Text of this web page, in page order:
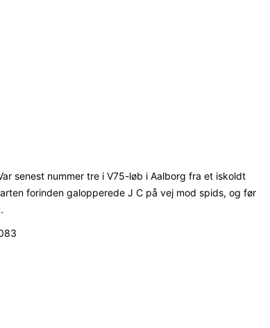
senest nummer tre i V75-løb i Aalborg fra et iskoldt
forinden galopperede J C på vej mod spids, og før